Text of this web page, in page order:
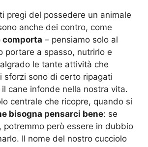
pregi del possedere un animale
anche dei contro, come
comporta – pensiamo solo al
portare a spasso, nutrirlo e
le tante attività che
sforzi sono di certo ripagati
cane infonde nella nostra vita.
centrale che ricopre, quando si
bisogna pensarci bene: se
potremmo però essere in dubbio
Il nome del nostro cucciolo